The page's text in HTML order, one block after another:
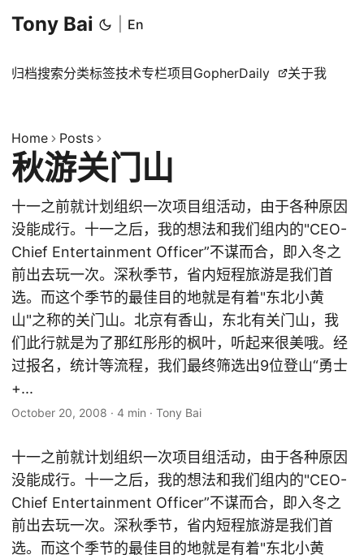
Tony Bai En
归档搜索分类标签技术专栏项目 GopherDaily 关于我
Home Posts
秋游关门山
十一之前就计划组织一次项目组活动，由于各种原因
没能成行。十一之后，我的想法和我们组内的"CEO-
Chief Entertainment Officer”不谋而合，即入冬之
前出去玩一次。深秋季节，省内短程旅游是我们首
选。而这个季节的最佳目的地就是有着"东北小黄
山"之称的关门山。北京有香山，东北有关门山，我
们此行就是为了那红彤彤的枫叶，听起来很美哦。经
过报名，统计等流程，我们最终筛选出9位登山“勇士
+...
October 20, 2008 · 4 min · Tony Bai
十一之前就计划组织一次项目组活动，由于各种原因
没能成行。十一之后，我的想法和我们组内的"CEO-
Chief Entertainment Officer”不谋而合，即入冬之
前出去玩一次。深秋季节，省内短程旅游是我们首
选。而这个季节的最佳目的地就是有着"东北小黄